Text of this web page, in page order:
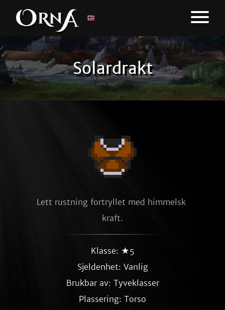
Solardrakt
Lett rustning fortryllet med himmelsk
kraft.
Klasse: ★5
Sjeldenhet: Vanlig
Brukbar av: Tyveklasser
Plassering: Torso